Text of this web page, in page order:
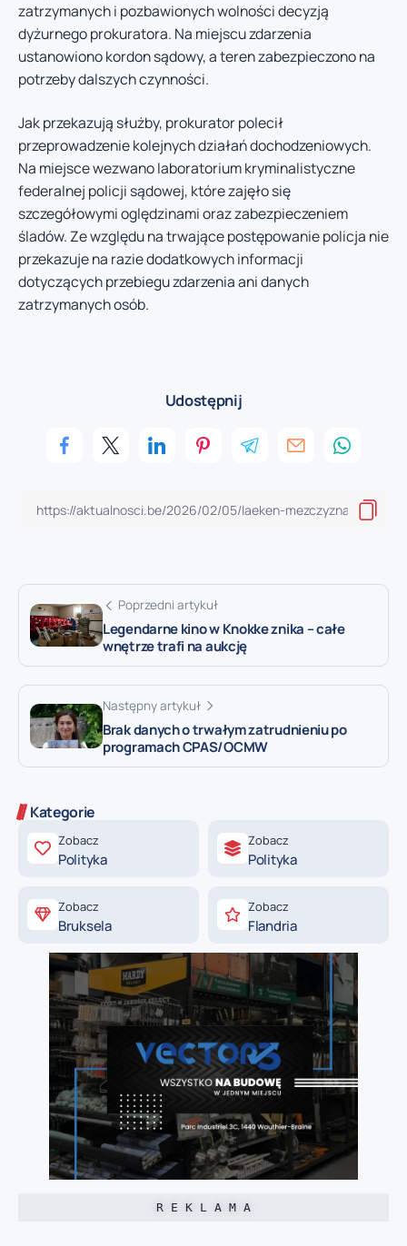
zatrzymanych i pozbawionych wolności decyzją
dyżurnego prokuratora. Na miejscu zdarzenia
ustanowiono kordon sądowy, a teren zabezpieczono na
potrzeby dalszych czynności.
Jak przekazują służby, prokurator polecił
przeprowadzenie kolejnych działań dochodzeniowych.
Na miejsce wezwano laboratorium kryminalistyczne
federalnej policji sądowej, które zajęło się
szczegółowymi oględzinami oraz zabezpieczeniem
śladów. Ze względu na trwające postępowanie policja nie
przekazuje na razie dodatkowych informacji
dotyczących przebiegu zdarzenia ani danych
zatrzymanych osób.
Udostępnij
Poprzedni artykuł
Legendarne kino w Knokke znika – całe
wnętrze trafi na aukcję
Następny artykuł
Brak danych o trwałym zatrudnieniu po
programach CPAS/OCMW
Kategorie
Zobacz
Polityka
Zobacz
Polityka
Zobacz
Bruksela
Zobacz
Flandria
R E K L A M A